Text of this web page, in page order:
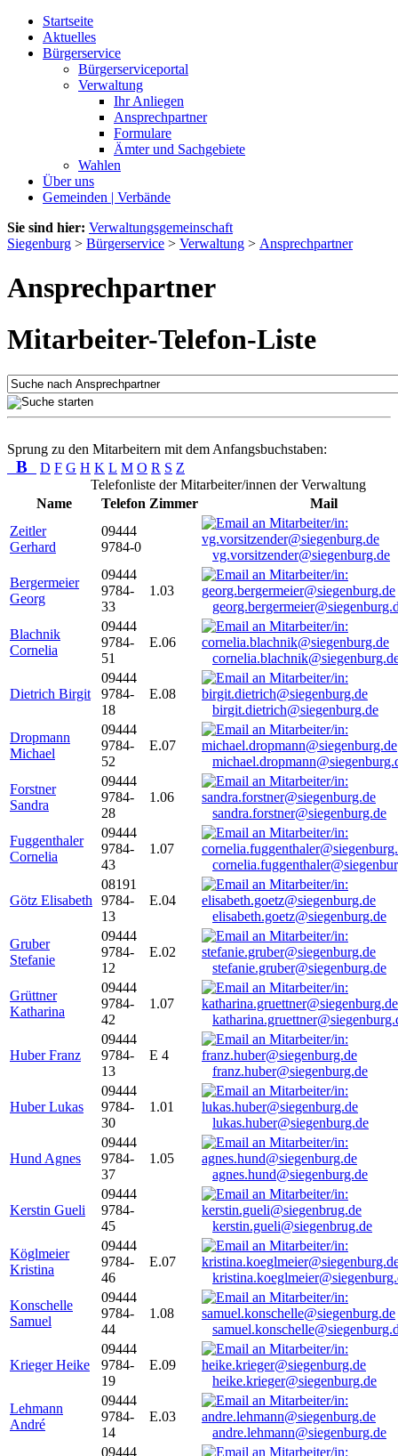
Startseite
Aktuelles
Bürgerservice
Bürgerserviceportal
Verwaltung
Ihr Anliegen
Ansprechpartner
Formulare
Ämter und Sachgebiete
Wahlen
Über uns
Gemeinden | Verbände
Sie sind hier: Verwaltungsgemeinschaft
Siegenburg > Bürgerservice > Verwaltung > Ansprechpartner
Ansprechpartner
Mitarbeiter-Telefon-Liste
Sprung zu den Mitarbeitern mit dem Anfangsbuchstaben:
B D F G H K L M O R S Z
Telefonliste der Mitarbeiter/innen der Verwaltung
Name
Telefon Zimmer
Mail
Zeitler
Gerhard
09444
9784-0
vg.vorsitzender@siegenburg.de
Bergermeier
Georg
09444
9784-
33
1.03
Blachnik
Cornelia
09444
9784-
51
E.06
Dietrich Birgit
09444
9784-
18
E.08
birgit.dietrich@siegenburg.de
Dropmann
Michael
09444
9784-
52
E.07
Forstner
Sandra
09444
9784-
28
1.06
sandra.forstner@siegenburg.de
Fuggenthaler
Cornelia
09444
9784-
43
1.07
Götz Elisabeth
08191
9784-
13
E.04
elisabeth.goetz@siegenburg.de
Gruber
Stefanie
09444
9784-
12
E.02
stefanie.gruber@siegenburg.de
Grüttner
Katharina
09444
9784-
42
1.07
Huber Franz
09444
9784-
13
E 4
franz.huber@siegenburg.de
Huber Lukas
09444
9784-
30
1.01
lukas.huber@siegenburg.de
Hund Agnes
09444
9784-
37
1.05
agnes.hund@siegenburg.de
Kerstin Gueli
09444
9784-
45
kerstin.gueli@siegenbrug.de
Köglmeier
Kristina
09444
9784-
46
E.07
Konschelle
Samuel
09444
9784-
44
1.08
Krieger Heike
09444
9784-
19
E.09
heike.krieger@siegenburg.de
Lehmann
André
09444
9784-
14
E.03
andre.lehmann@siegenburg.de
09444